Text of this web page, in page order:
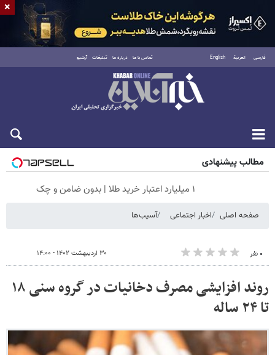
فارسی العربية English تماس با ما درباره ما تبلیغات آرشیو
شنبه ۱۷ مرداد ۱۴۰۵
مطالب پیشنهادی
۱ میلیارد اعتبار خرید طلا | بدون ضامن و چک
صفحه اصلی اخبار اجتماعی آسیب‌ها
۰ نفر ۳۰ اردیبهشت ۱۴۰۲ - ۱۴:۰۰
روند افزایشی مصرف دخانیات در گروه سنی ۱۸
تا ۲۴ ساله
×